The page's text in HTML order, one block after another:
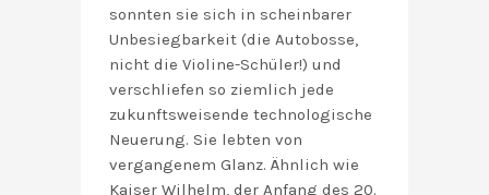
sonnten sie sich in scheinbarer
Unbesiegbarkeit (die Autobosse,
nicht die Violine-Schüler!) und
verschliefen so ziemlich jede
zukunftsweisende technologische
Neuerung. Sie lebten von
vergangenem Glanz. Ähnlich wie
Kaiser Wilhelm, der Anfang des 20.